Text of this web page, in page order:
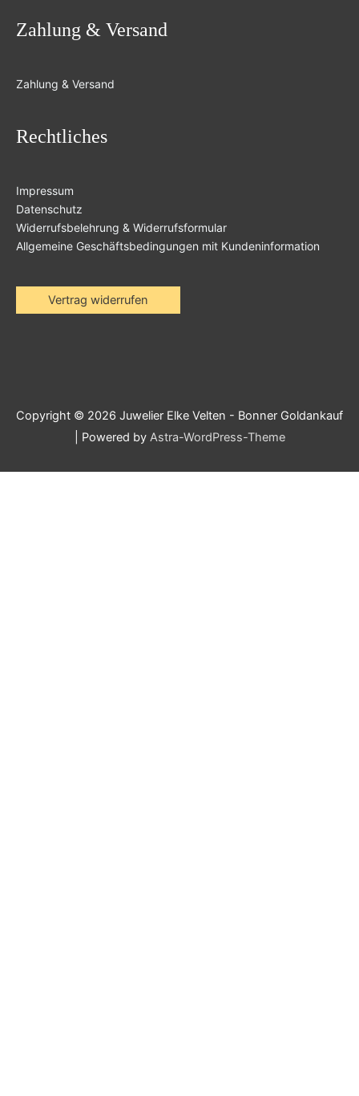
Zahlung & Versand
Zahlung & Versand
Rechtliches
Impressum
Datenschutz
Widerrufsbelehrung & Widerrufsformular
Allgemeine Geschäftsbedingungen mit Kundeninformation
Vertrag widerrufen
Copyright © 2026 Juwelier Elke Velten - Bonner Goldankauf
| Powered by Astra-WordPress-Theme